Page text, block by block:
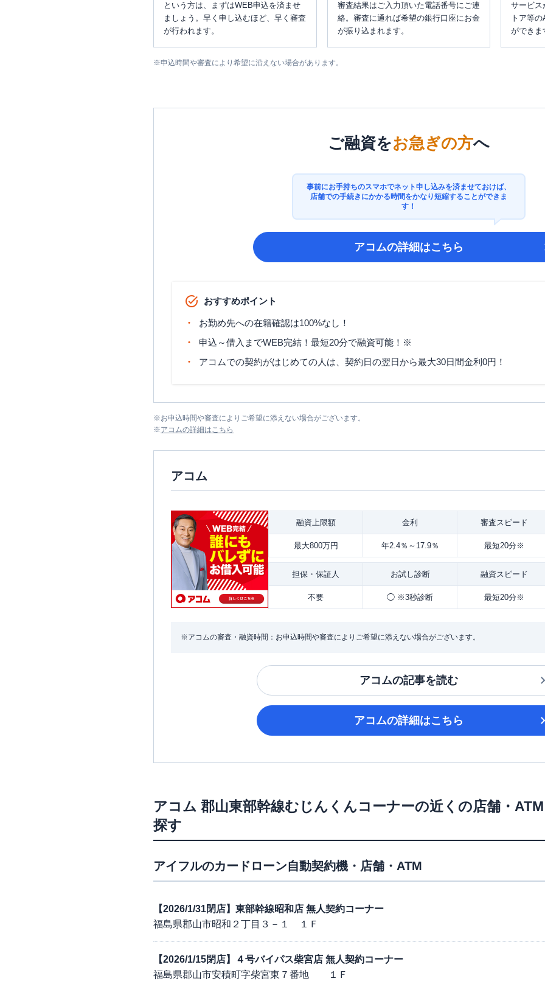
という方は、まずはWEB申込を済ませ
ましょう。早く申し込むほど、早く審査
が行われます。
審査結果はご入力頂いた電話番号にご連
絡。審査に通れば希望の銀行口座にお金
が振り込まれます。
サービス
トア等
ができま
※申込時間や審査により希望に沿えない場合があります。
ご融資をお急ぎの方へ
事前にお手持ちのスマホでネット申し込みを済ませておけば、
店舗での手続きにかかる時間をかなり短縮することができま
す！
アコムの詳細はこちら
おすすめポイント
お勤め先への在籍確認は100%なし！
申込～借入までWEB完結！最短20分で融資可能！※
アコムでの契約がはじめての人は、契約日の翌日から最大30日間金利0円！
※お申込時間や審査によりご希望に添えない場合がございます。
※アコムの詳細はこちら
アコム
融資上限額 金利 審査スピード
最大800万円 年2.4％～17.9％ 最短20分※
担保・ 保証人 お試し診断 融資スピード
不要 ◯ ※3秒診断 最短20分※
※アコムの審査・融資時間：お申込時間や審査によりご希望に添えない場合がございます。
アコムの記事を読む
アコムの詳細はこちら
アコム 郡山東部幹線むじんくんコーナーの近くの店舗・
探す
アイフルのカードローン自動契約機・店舗・ATM
【2026/1/31閉店】東部幹線昭和店 無人契約コーナー
福島県郡山市昭和２丁目３－１ １Ｆ
【2026/1/15閉店】４号バイパス柴宮店 無人契約コーナー
福島県郡山市安積町字柴宮東７番地 １Ｆ